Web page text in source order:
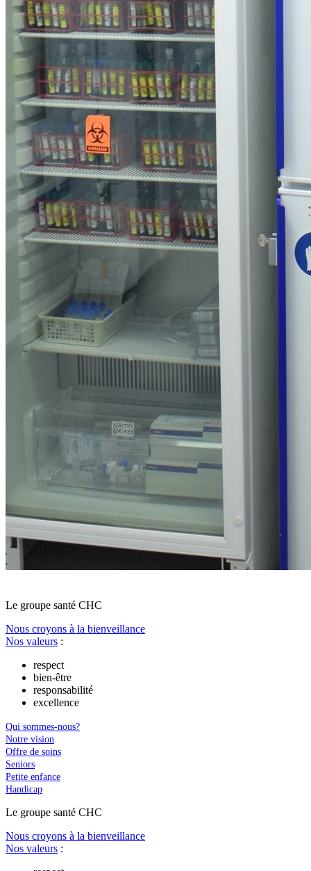
Le groupe santé CHC
Nous croyons à la bienveillance
Nos valeurs :
respect
bien-être
responsabilité
excellence
Qui sommes-nous?
Notre vision
Offre de soins
Seniors
Petite enfance
Handicap
Le groupe santé CHC
Nous croyons à la bienveillance
Nos valeurs :